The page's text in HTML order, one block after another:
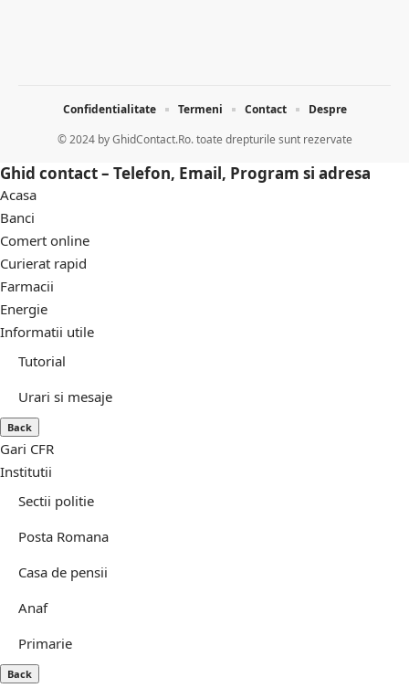
© 2024 byGhidContact.Ro. toate drepturile sunt rezervate
Confidentialitate Termeni Contact Despre
Ghid contact – Telefon, Email, Program si adresa
Acasa
Banci
Comert online
Curierat rapid
Farmacii
Energie
Informatii utile
Tutorial
Urari si mesaje
Back
Gari CFR
Institutii
Sectii politie
Posta Romana
Casa de pensii
Anaf
Primarie
Back